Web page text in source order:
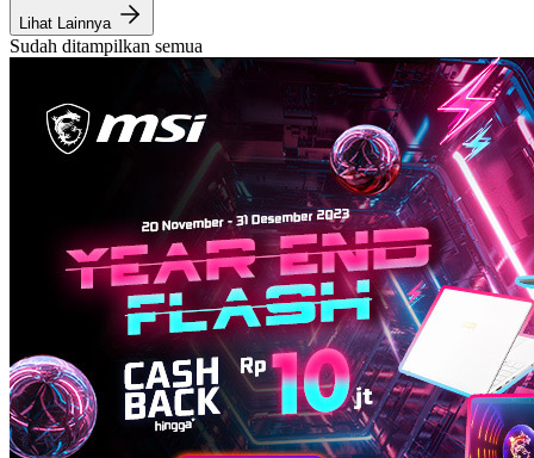
Lihat Lainnya
Sudah ditampilkan semua